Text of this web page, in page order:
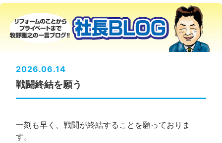
2026.06.14
戦闘終結を願う
一刻も早く、戦闘が終結することを願っておりま
す。